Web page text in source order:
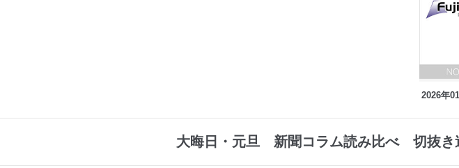
2026年
大晦日・元旦 新聞コラム読み比べ 切抜き